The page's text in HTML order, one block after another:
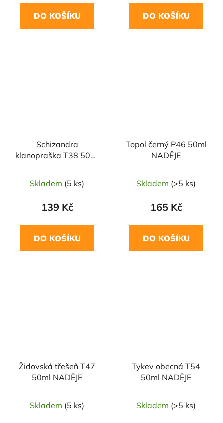
DO KOŠÍKU DO KOŠÍKU
Schizandra
klanopraška T38 50ml
Skladem (5 ks)
139 Kč
DO KOŠÍKU
Topol černý P46 50ml
NADĚJE
Skladem (>5 ks)
165 Kč
DO KOŠÍKU
Židovská třešeň T47
50ml NADĚJE
Skladem (5 ks)
Tykev obecná T54
50ml NADĚJE
Skladem (>5 ks)